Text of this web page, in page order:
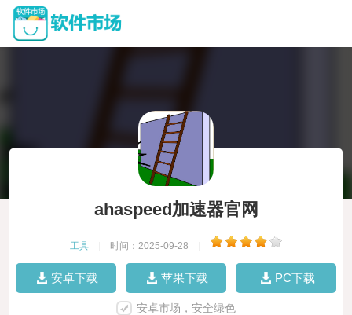
ahaspeed加速器官网
工具 时间：2025-09-28
安卓下载 苹果下载 PC下载
安卓市场，安全绿色